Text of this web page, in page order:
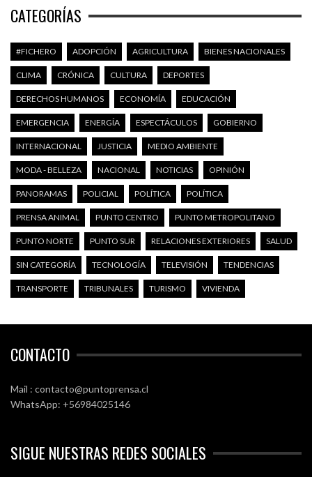
CATEGORÍAS
#FICHERO ADOPCIÓN AGRICULTURA BIENES NACIONALES
CLIMA CRÓNICA CULTURA DEPORTES
DERECHOS HUMANOS ECONOMÍA EDUCACIÓN
EMERGENCIA ENERGÍA ESPECTÁCULOS GOBIERNO
INTERNACIONAL JUSTICIA MEDIO AMBIENTE
MODA - BELLEZA NACIONAL NOTICIAS OPINIÓN
PANORAMAS POLICIAL POLÍTICA POLÍTICA
PRENSA ANIMAL PUNTO CENTRO PUNTO METROPOLITANO
PUNTO NORTE PUNTO SUR RELACIONES EXTERIORES SALUD
SIN CATEGORÍA TECNOLOGÍA TELEVISIÓN TENDENCIAS
TRANSPORTE TRIBUNALES TURISMO VIVIENDA
CONTACTO
Mail : contacto@puntoprensa.cl
WhatsApp: +56984025146
SIGUE NUESTRAS REDES SOCIALES